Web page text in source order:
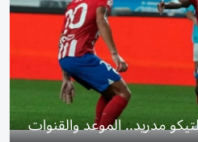
مدريد.. الموعد والقنوات